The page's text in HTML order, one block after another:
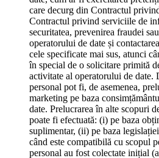
care decurg din Contractul
Contractul privind serviciile de
securitatea, prevenirea fraudei
operatorului de date și
cele specificate mai sus, atunci
în special de o solicitare primită
activitate al operatorului de date.
personal pot fi, de asemenea,
marketing pe baza
date. Prelucrarea în alte scopuri
poate fi efectuată: (i) pe baza
suplimentar, (ii) pe baza
când este compatibilă cu scopul
personal au fost colectate inițial